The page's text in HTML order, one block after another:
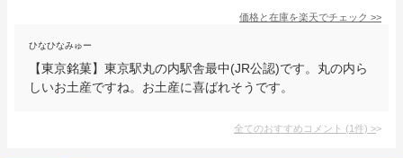
価格と在庫を楽天でチェック >>
ひなひなみゅー
【東京銘菓】東京駅丸の内駅舎最中(JR公認)です。丸の内ら
しいお土産ですね。お土産に喜ばれそうです。
全てのおすすめコメント (1件) >